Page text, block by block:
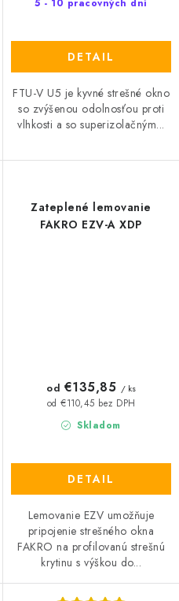
5 - 10 pracovných dní
DETAIL
FTU-V U5 je kyvné strešné okno
so zvýšenou odolnosťou proti
vlhkosti a so superizolačným...
Zateplené lemovanie
FAKRO EZV-A XDP
Skladom
od €110,45 bez DPH
od €135,85 / ks
DETAIL
Lemovanie EZV umožňuje
pripojenie strešného okna
FAKRO na profilovanú strešnú
krytinu s výškou do...